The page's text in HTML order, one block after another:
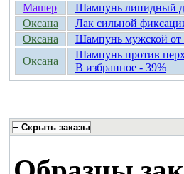
Машер
Шампунь липидный
Оксана
Лак сильной
Оксана
Шампунь мужской от
Оксана
Шампунь против
В избранное - 39%